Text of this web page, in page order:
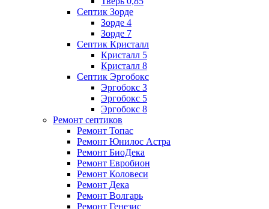
Септик Зорде
Зорде 4
Зорде 7
Септик Кристалл
Кристалл 5
Кристалл 8
Септик Эргобокс
Эргобокс 3
Эргобокс 5
Эргобокс 8
Ремонт септиков
Ремонт Топас
Ремонт Юнилос Астра
Ремонт БиоДека
Ремонт Евробион
Ремонт Коловеси
Ремонт Дека
Ремонт Волгарь
Ремонт Генезис